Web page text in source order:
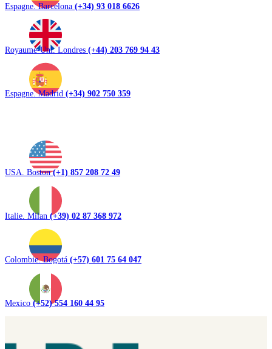
Espagne. Barcelona (+34) 93 018 6626
Royaume-Uni. Londres (+44) 203 769 94 43
Espagne. Madrid (+34) 902 750 359
USA. Boston(+1) 857 208 72 49
Italie. Milan (+39) 02 87 368 972
Colombie. Bogotá (+57) 601 75 64 047
Mexico (+52) 554 160 44 95